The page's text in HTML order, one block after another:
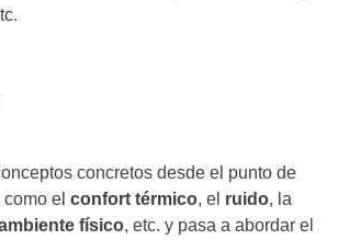
concretos desde el punto de
el confort térmico, el ruido, la
físico, etc. y pasa a abordar el